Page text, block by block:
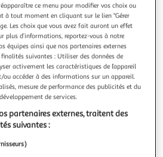
la Bourguignonne
à la bourguignonne : beurre,
minutes
un morceau de pain de
persillé fondu
ce menu pour modifier vos choix ou
à tout moment en cliquant sur le lien "Gérer
Les choix que vous avez fait auront un effet
plus d’informations, reportez-vous à notre
équipes ainsi que nos partenaires externes
suivantes : Utiliser des données de
activement les caractéristiques de l’appareil
ou accéder à des informations sur un appareil.
mesure de performance des publicités et du
de services.
partenaires externes, traitent des
suivantes :